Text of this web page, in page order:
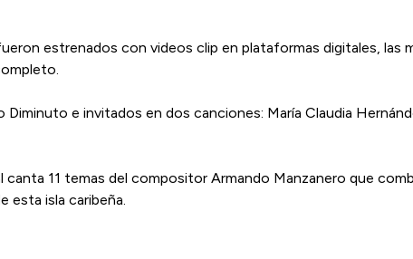
estrenados con videos clip en plataformas digitales, las
e invitados en dos canciones: María Claudia
11 temas del compositor Armando Manzanero que
esta isla caribeña.